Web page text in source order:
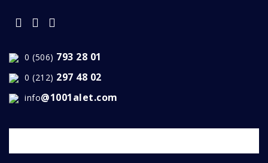
0 (506) 793 28 01
0 (212) 297 48 02
info@1001alet.com